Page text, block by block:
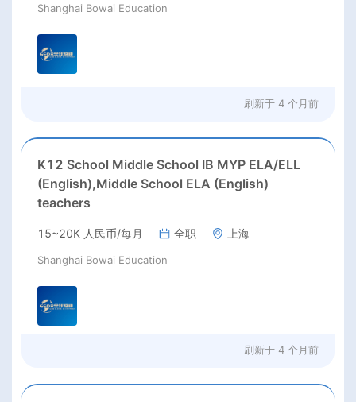
Shanghai Bowai Education
刷新于 4 个月前
K12 School Middle School IB MYP ELA/ELL
(English),Middle School ELA (English)
teachers
15~20K 人民币/每月 全职 上海
Shanghai Bowai Education
刷新于 4 个月前